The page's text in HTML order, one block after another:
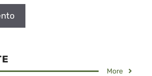
More